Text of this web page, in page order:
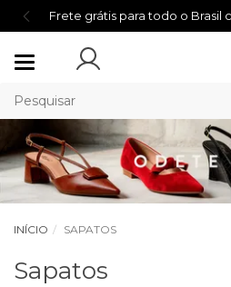
Frete grátis para todo o Brasil
Mudar
INÍCIO SAPATOS
Sapatos